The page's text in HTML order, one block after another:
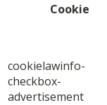
Cookie
cookielawinfo-
checkbox-
advertisement